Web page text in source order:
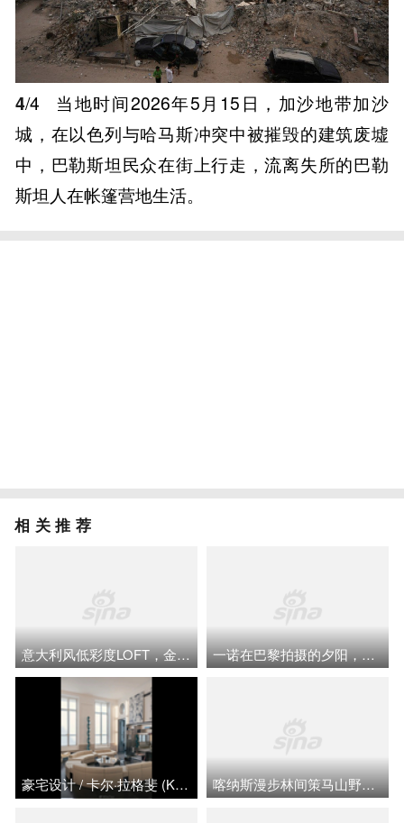
4/4
当地时间2026年5月15日，加沙地带加沙
城，在以色列与哈马斯冲突中被摧毁的建筑废墟
中，巴勒斯坦民众在街上行走，流离失所的巴勒
斯坦人在帐篷营地生活。
相关推荐
意大利风低彩度LOFT，金属夹层楼梯打造室内小桥 一诺在巴黎拍摄的夕阳，别有一番意境！
豪宅设计 / 卡尔·拉格斐 (Karl Lagerfeld )巴黎故居 喀纳斯漫步林间策马山野让孩子远离屏幕游戏